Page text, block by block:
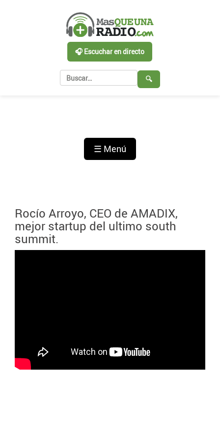
🎧 Escuchar en directo
🔍
☰ Menú
Rocío Arroyo, CEO de AMADIX,
mejor startup del ultimo south
summit.